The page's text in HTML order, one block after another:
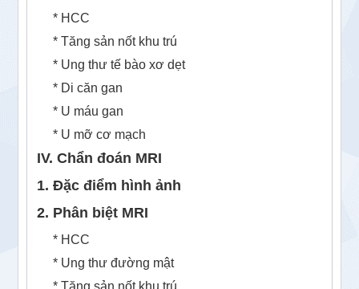
* HCC
* Tăng sản nốt khu trú
* Ung thư tế bào xơ dẹt
* Di căn gan
* U máu gan
* U mỡ cơ mạch
IV. Chẩn đoán MRI
1. Đặc điểm hình ảnh
2. Phân biệt MRI
* HCC
* Ung thư đường mật
* Tăng sản nốt khu trú